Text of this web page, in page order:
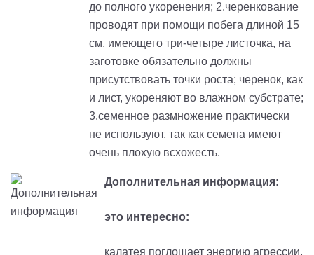
до полного укоренения; 2.черенкование
проводят при помощи побега длиной 15
см, имеющего три-четыре листочка, на
заготовке обязательно должны
присутствовать точки роста; черенок, как
и лист, укореняют во влажном субстрате;
3.семенное размножение практически
не используют, так как семена имеют
очень плохую всхожесть.
Дополнительная информация:
это интересно:
калатея поглощает энергию агрессии,